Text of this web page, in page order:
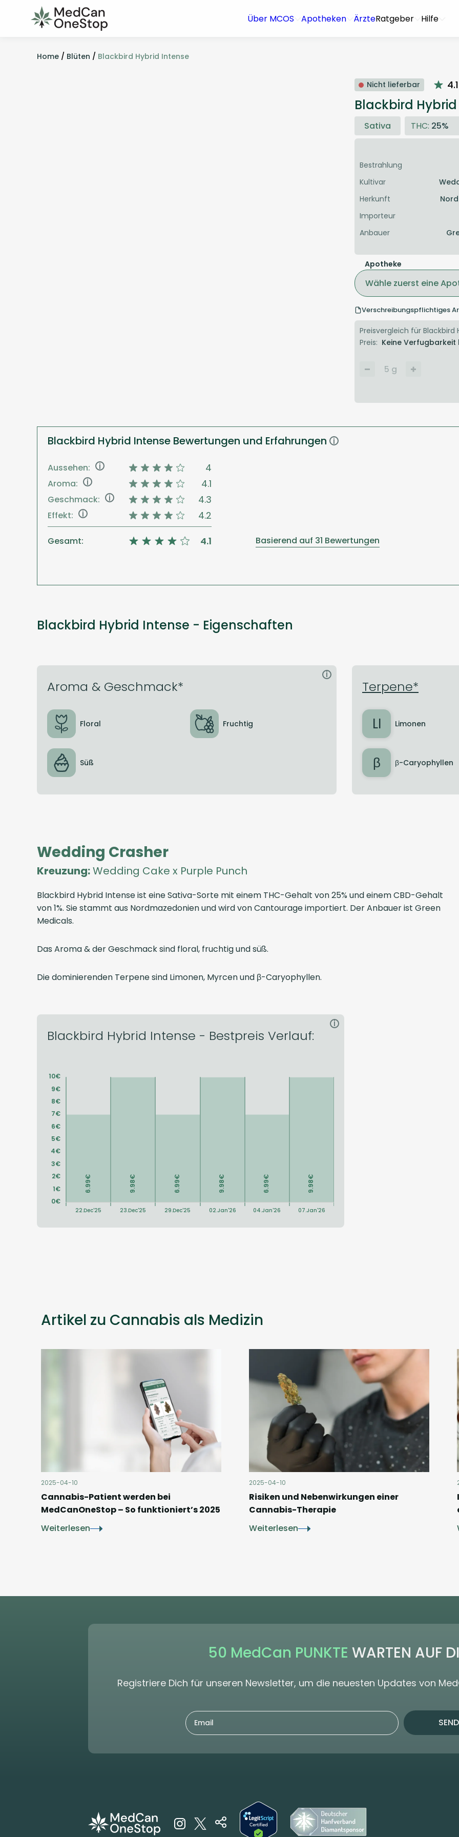
Über MCOS Apotheken ÄrzteRatgeber Hilfe
Home / Blüten / Blackbird Hybrid Intense
Nicht lieferbar 4.1
Blackbird
Sativa THC: 25%
Bestrahlung
Kultivar
Herkunft
Importeur
Anbauer
Apotheke
Wähle zuerst eine
Verschreibungspflichtiges
Preisvergleich für Blackbird
Preis: Keine
5 g
Blackbird Hybrid Intense Bewertungen und Erfahrungen i
Aussehen: i 4
Aroma: i 4.1
Geschmack: i 4.3
Effekt: i 4.2
Gesamt: 4.1 Basierend auf 31 Bewertungen
Blackbird Hybrid Intense - Eigenschaften
Aroma & Geschmack*
i
Floral Fruchtig
Süß
Terpene*
LI Limonen
β β-Caryophyllen
Wedding Crasher
Kreuzung:Wedding Cake x Purple Punch
Blackbird Hybrid Intense ist eine Sativa-Sorte mit einem THC-Gehalt von 25% und einem CBD-Gehalt
von 1%. Sie stammt aus Nordmazedonien und wird von Cantourage importiert. Der Anbauer ist Green
Medicals.
Das Aroma & der Geschmack sind floral, fruchtig und süß.
Die dominierenden Terpene sind Limonen, Myrcen und β-Caryophyllen.
Blackbird Hybrid Intense - Bestpreis Verlauf:
i
Artikel zu Cannabis als Medizin
2025-04-10
Cannabis-Patient werden bei
MedCanOneStop – So funktioniert’s 2025
Weiterlesen
2025-04-10
Risiken und Nebenwirkungen einer
Cannabis-Therapie
Weiterlesen
50 MedCan PUNKTE WARTEN AUF
Registriere Dich für unseren Newsletter, um die neuesten Updates von